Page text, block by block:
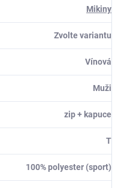
Mikiny
Zvolte variantu
Vínová
Muži
zip + kapuce
T
100% polyester (sport)